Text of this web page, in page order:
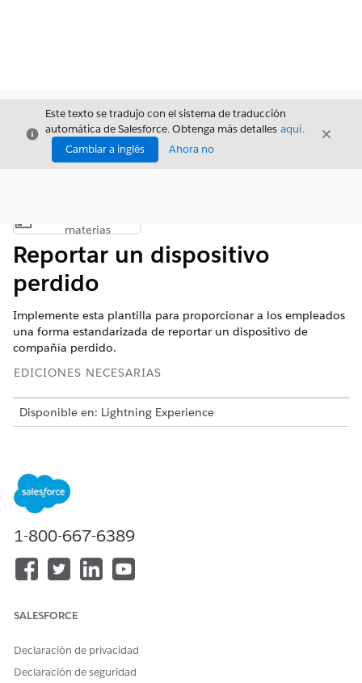
Cerrar
Este texto se tradujo con el sistema de traducción
automática de Salesforce. Obtenga más detalles aquí.
Cambiar a inglés
Ahora no
Cerrar
Mostrar índice de materias
materias
Reportar un dispositivo
perdido
Implemente esta plantilla para proporcionar a los empleados
una forma estandarizada de reportar un dispositivo de
compañía perdido.
EDICIONES NECESARIAS
Disponible en: Lightning Experience
Esta plantilla crea un registro de solicitud de servicio que
captura detalles de usuario esenciales para una realización
Atributos de admisión
El formulario de admisión para esta plantilla captura estos
Dispositivo perdido: El dispositivo específico de la
Borrado remoto: Preferencia de borrado remoto del
empleado.
1-800-667-6389
SALESFORCE
Declaración de privacidad
Declaración de seguridad